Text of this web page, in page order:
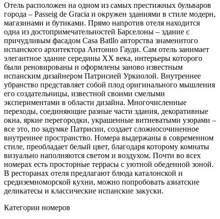
Отель расположен на одном из самых престижных бульваров
города – Passeig de Gracia и окружен зданиями в стиле модерн,
магазинами и бутиками. Прямо напротив отеля находится
одна из достопримечательностей Барселоны – здание с
причудливым фасадом Casa Batllo авторства знаменитого
испанского архитектора Антонио Гауди. Сам отель занимает
элегантное здание середины XX века, интерьеры которого
были реновированы и оформлены заново известным
испанским дизайнером Патрисией Уркиолой. Внутреннее
убранство представляет собой плод оригинального мышления
его создательницы, известной своими смелыми
экспериментами в области дизайна. Многочисленные
переходы, соединяющие разные части здания, декоративные
окна, яркие перегородки, украшенные витиеватыми узорами –
все это, по задумке Патрисии, создает сложносочиненное
внутреннее пространство. Номера выдержаны в современном
стиле, преобладает белый цвет, благодаря которому комнаты
визуально наполняются светом и воздухом. Почти во всех
номерах есть просторные террасы с уютной обеденной зоной.
В ресторанах отеля предлагают блюда каталонской и
средиземноморской кухни, можно попробовать азиатские
деликатесы и классические испанские закуски.
Категории номеров